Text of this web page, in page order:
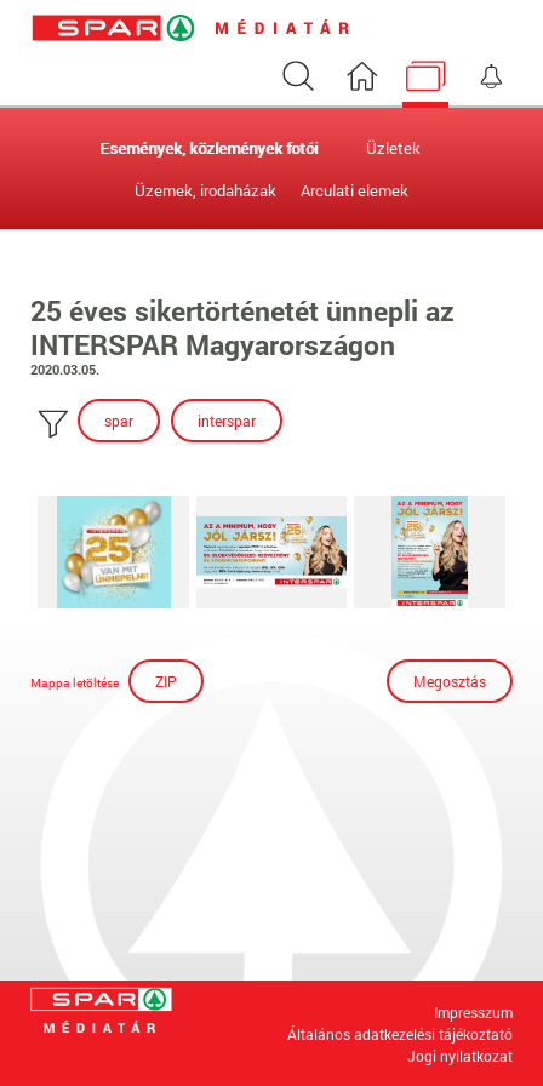
Keresés Nyitóoldal Médiatár
Események, közlemények fotói
Üzletek
Üzemek, irodaházak
Arculati elemek
25 éves sikertörténetét ünnepli az
INTERSPAR Magyarországon
2020.03.05.
spar interspar
Mappa letöltése ZIP Megosztás
Impresszum
Általános adatkezelési tájékoztató
Jogi nyilatkozat